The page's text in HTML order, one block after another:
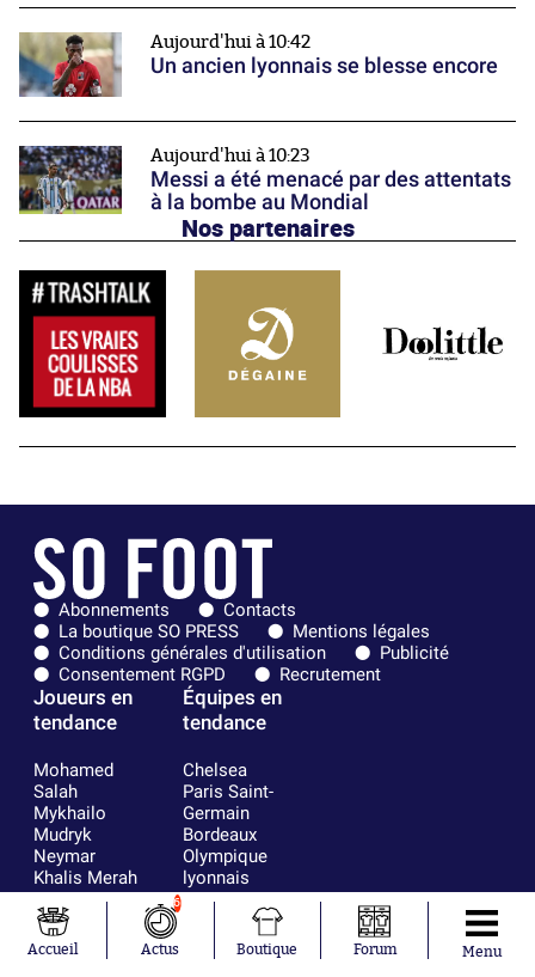
Aujourd'hui à 10:42
Un ancien lyonnais se blesse encore
Aujourd'hui à 10:23
Messi a été menacé par des attentats
à la bombe au Mondial
Nos partenaires
Abonnements
Contacts
La boutique SO PRESS
Mentions légales
Conditions générales d'utilisation
Publicité
Consentement RGPD
Recrutement
Joueurs en
tendance
Mohamed
Salah
Mykhailo
Mudryk
Neymar
Khalis Merah
Loïs Openda
Moussa
Niakhaté
Équipes en
tendance
Chelsea
Paris Saint-
Germain
Bordeaux
Olympique
lyonnais
FIFA
Real Madrid
RC Strasbourg
AC Milan
Accueil
6
Actus Boutique Forum Menu